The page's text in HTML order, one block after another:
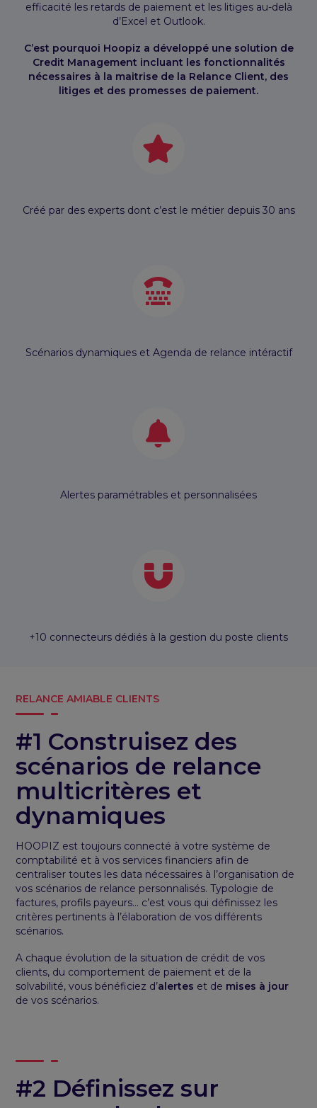
efficacité les retards de paiement et les litiges au-delà
d’Excel et Outlook.
C’est pourquoi Hoopiz a développé une solution de
Credit Management incluant les fonctionnalités
nécessaires à la maitrise de la Relance Client, des
litiges et des promesses de paiement.
Créé par des experts dont c’est le métier depuis 30 ans
Scénarios dynamiques et Agenda de relance intéractif
Alertes paramétrables et personnalisées
+10 connecteurs dédiés à la gestion du poste clients
RELANCE AMIABLE CLIENTS
#1 Construisez des
scénarios de relance
multicritères et
dynamiques
HOOPIZ est toujours connecté à votre système de
comptabilité et à vos services financiers afin de
centraliser toutes les data nécessaires à l’organisation de
vos scénarios de relance personnalisés. Typologie de
factures, profils payeurs… c’est vous qui définissez les
critères pertinents à l’élaboration de vos différents
scénarios.
A chaque évolution de la situation de crédit de vos
clients, du comportement de paiement et de la
solvabilité, vous bénéficiez d’alertes et de mises à jour
de vos scénarios.
#2 Définissez sur